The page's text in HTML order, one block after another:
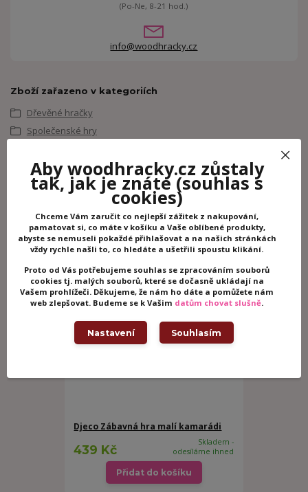
(Po-Ne, 8-21 hod.)
info@woodhracky.cz
Zboží zařazeno v kategoriích
Dřevěné hračky
Společenské hry
Motorické hračky
Logické a vzdělávací hry
Související zboží 1
Djeco Zábavná hra malí kamarádi
439 Kč
Skladem -
odesíláme ihned
Přidat do košíku
Aby woodhracky.cz zůstaly
tak, jak je znáte(souhlas s
cookies)
Chceme Vám zaručit co nejlepší zážitek z nakupování,
pamatovat si, co máte v košíku a Vaše oblíbené produkty,
abyste se nemuseli pokaždé přihlašovat a na našich stránkách
vždy rychle našli to, co hledáte a ušetřili spoustu klikání.
Proto od Vás potřebujeme souhlas se zpracováním souborů
cookies tj. malých souborů, které se dočasně ukládají na
Vašem prohlížeči. Děkujeme, že nám ho dáte a pomůžete nám
web zlepšovat. Budeme se k Vašim datům chovat slušně.
Nastavení Souhlasím